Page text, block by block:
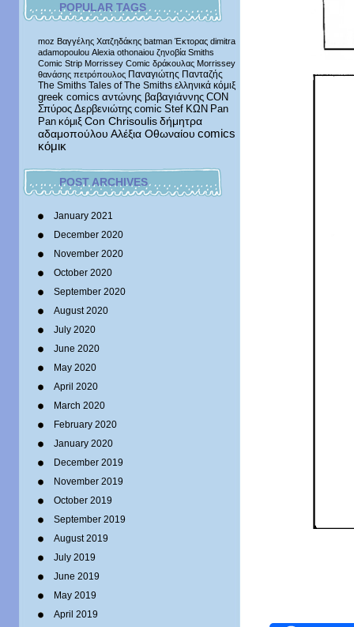
POPULAR TAGS
moz Βαγγέλης Χατζηδάκης batman Έκτορας dimitra
adamopoulou Alexia othonaiou ζηνοβία Smiths
Comic Strip Morrissey Comic δράκουλας Morrissey
θανάσης πετρόπουλος Παναγιώτης Πανταζής
The Smiths Tales of The Smiths ελληνικά κόμιξ
greek comics αντώνης βαβαγιάννης CON
Σπύρος Δερβενιώτης comic Stef ΚΩΝ Pan
Pan κόμιξ Con Chrisoulis δήμητρα
αδαμοπούλου Αλέξια Οθωναίου comics
κόμικ
POST ARCHIVES
January 2021
December 2020
November 2020
October 2020
September 2020
August 2020
July 2020
June 2020
May 2020
April 2020
March 2020
February 2020
January 2020
December 2019
November 2019
October 2019
September 2019
August 2019
July 2019
June 2019
May 2019
April 2019